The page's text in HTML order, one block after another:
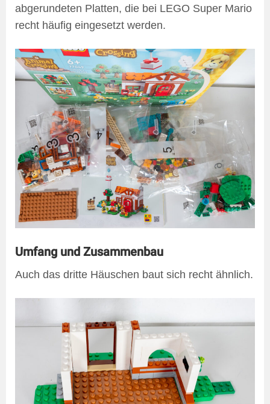
abgerundeten Platten, die bei LEGO Super Mario
recht häufig eingesetzt werden.
Umfang und Zusammenbau
Auch das dritte Häuschen baut sich recht ähnlich.